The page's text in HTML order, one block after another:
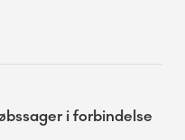
i forbindelse